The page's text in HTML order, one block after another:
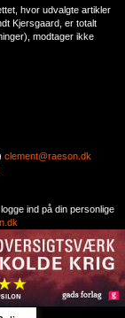
hvor udvalgte artikler
Kjersgaard, er totalt
modtager ikke
clement@raeson.dk
ind på din personlige